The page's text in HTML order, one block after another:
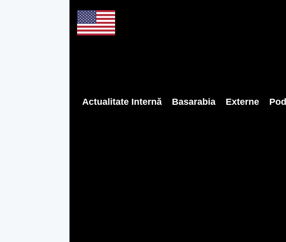
Actualitate Internă Basarabia Externe